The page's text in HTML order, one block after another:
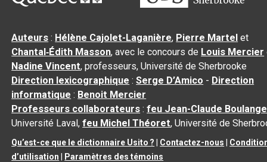
Auteurs : Hélène Cajolet-Laganière, Pierre Martel et
Chantal‑Édith Masson, avec le concours de Louis Mercier
Nadine Vincent, professeurs, Université de Sherbrooke
Direction lexicographique :Serge D’Amico - Direction
informatique : Benoit Mercier
Professeurs collaborateurs :feu Jean-Claude
Université Laval,feu Michel Théoret, Université de
Qu’est-ce que le dictionnaire Usito ? Contactez-nous
d’utilisation
Paramètres des témoins